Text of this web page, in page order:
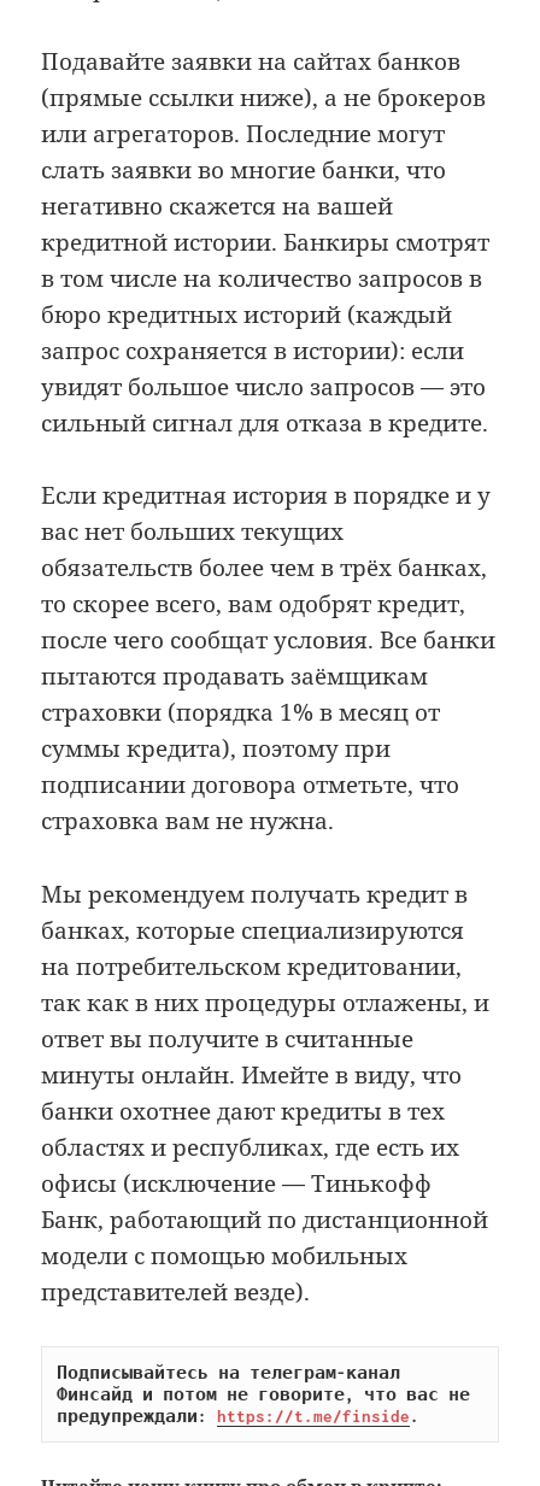
Подавайте заявки на сайтах банков
(прямые ссылки ниже), а не брокеров
или агрегаторов. Последние могут
слать заявки во многие банки, что
негативно скажется на вашей
кредитной истории. Банкиры смотрят
в том числе на количество запросов в
бюро кредитных историй (каждый
запрос сохраняется в истории): если
увидят большое число запросов — это
сильный сигнал для отказа в кредите.
Если кредитная история в порядке и у
вас нет больших текущих
обязательств более чем в трёх банках,
то скорее всего, вам одобрят кредит,
после чего сообщат условия. Все банки
пытаются продавать заёмщикам
страховки (порядка 1% в месяц от
суммы кредита), поэтому при
подписании договора отметьте, что
страховка вам не нужна.
Мы рекомендуем получать кредит в
банках, которые специализируются
на потребительском кредитовании,
так как в них процедуры отлажены, и
ответ вы получите в считанные
минуты онлайн. Имейте в виду, что
банки охотнее дают кредиты в тех
областях и республиках, где есть их
офисы (исключение — Тинькофф
Банк, работающий по дистанционной
модели с помощью мобильных
представителей везде).
Подписывайтесь на телеграм-канал
Финсайд и потом не говорите, что вас не
предупреждали: https://t.me/finside.